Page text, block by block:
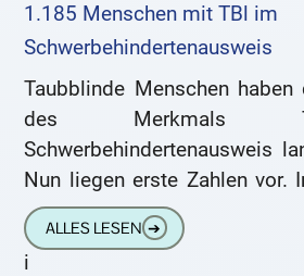
1.185 Menschen mit TBl im
Schwerbehindertenausweis
Taubblinde Menschen haben
des Merkmals
Schwerbehindertenausweis
Nun liegen erste Zahlen vor.
2017 bis 2019 haben
behinderte Menschen das
ALLES LESEN ➔
i